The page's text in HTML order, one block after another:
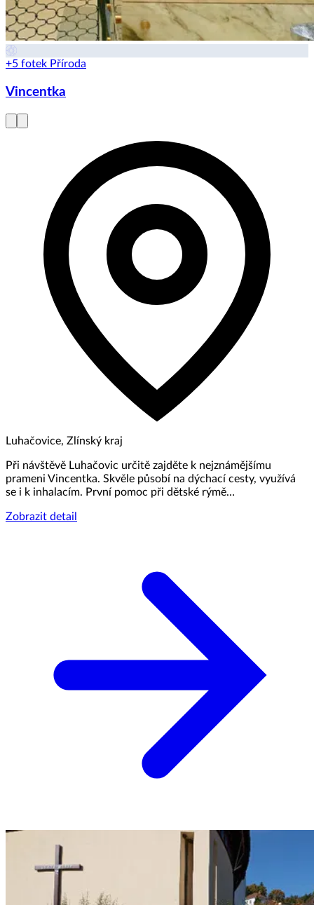
+5 fotek Příroda
Vincentka
Luhačovice, Zlínský kraj
Při návštěvě Luhačovic určitě zajděte k nejznámějšímu
prameni Vincentka. Skvěle působí na dýchací cesty, využívá
se i k inhalacím. První pomoc při dětské rýmě…
Zobrazit detail